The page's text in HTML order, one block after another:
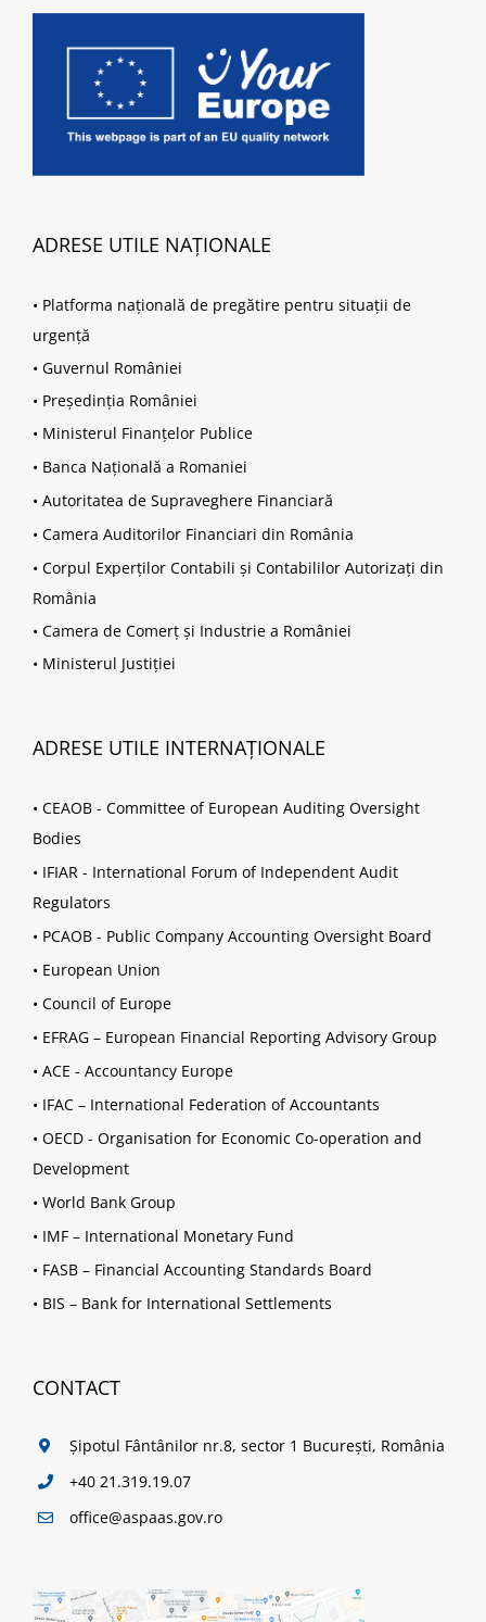
ADRESE UTILE NAȚIONALE
• Platforma națională de pregătire pentru situații de
urgență
• Guvernul României
• Președinția României
• Ministerul Finanțelor Publice
• Banca Națională a Romaniei
• Autoritatea de Supraveghere Financiară
• Camera Auditorilor Financiari din România
• Corpul Experților Contabili și Contabililor Autorizați din
România
• Camera de Comerț și Industrie a României
• Ministerul Justiției
ADRESE UTILE INTERNAȚIONALE
• CEAOB - Committee of European Auditing Oversight
Bodies
• IFIAR - International Forum of Independent Audit
Regulators
• PCAOB - Public Company Accounting Oversight Board
• European Union
• Council of Europe
• EFRAG – European Financial Reporting Advisory Group
• ACE - Accountancy Europe
• IFAC – International Federation of Accountants
• OECD - Organisation for Economic Co-operation and
Development
• World Bank Group
• IMF – International Monetary Fund
• FASB – Financial Accounting Standards Board
• BIS – Bank for International Settlements
CONTACT
Șipotul Fântânilor nr.8, sector 1 București, România
+40 21.319.19.07
office@aspaas.gov.ro